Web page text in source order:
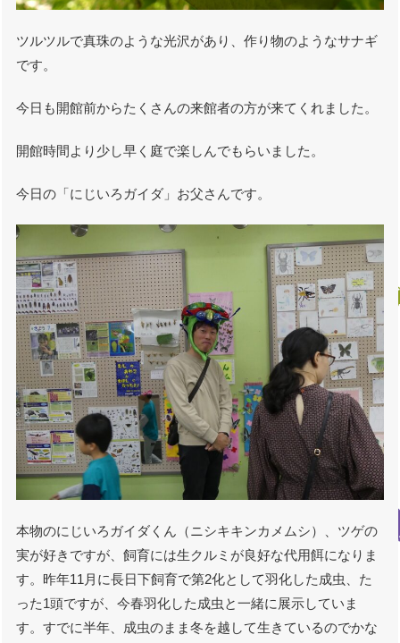
ツルツルで真珠のような光沢があり、作り物のようなサナギ
です。
今日も開館前からたくさんの来館者の方が来てくれました。
開館時間より少し早く庭で楽しんでもらいました。
今日の「にじいろガイダ」お父さんです。
本物のにじいろガイダくん（ニシキキンカメムシ）、ツゲの
実が好きですが、飼育には生クルミが良好な代用餌になりま
す。昨年11月に長日下飼育で第2化として羽化した成虫、た
った1頭ですが、今春羽化した成虫と一緒に展示していま
す。すでに半年、成虫のまま冬を越して生きているのでかな